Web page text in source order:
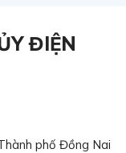
ĐIỆN
phố Đồng Nai